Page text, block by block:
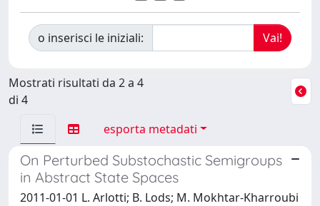
o inserisci le iniziali:
Mostrati risultati da 2 a 4
di 4
esporta metadati
On Perturbed Substochastic Semigroups
in Abstract State Spaces
2011-01-01 L. Arlotti; B. Lods; M. Mokhtar-Kharroubi